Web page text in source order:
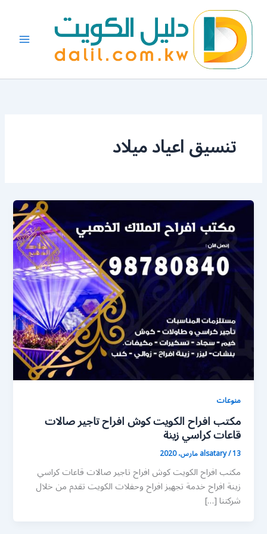
المحتوى
تنسيق اعياد ميلاد
منوعات
مكتب افراح الكويت كوش افراح تاجير صالات
قاعات كراسي زينة
alsatary/13 مارس، 2020
مكتب افراح الكويت كوش افراح تاجير صالات قاعات كراسي
زينة افراح خدمة تجهيز افراح وحفلات الكويت تقدم من خلال
شركتنا […]